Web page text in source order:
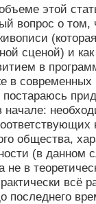
этой
вопрос о том,
сценой) и
в
в
начале:
общества,
(в данном
не в
всё
последнего